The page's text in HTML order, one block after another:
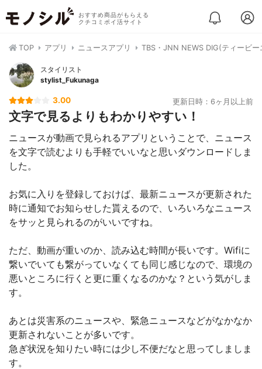
おすすめ商品がもらえる
クチコミポイ活サイト
TOP アプリ ニュースアプリ TBS・JNN NEWS DIG(ティービ
スタイリスト
stylist_Fukunaga
3.00 更新日時：6ヶ月以上前
文字で見るよりもわかりやすい！
ニュースが動画で見られるアプリということで、ニュース
を文字で読むよりも手軽でいいなと思いダウンロードしま
した。
お気に入りを登録しておけば、最新ニュースが更新された
時に通知でお知らせした貰えるので、いろいろなニュース
をサッと見られるのがいいですね。
ただ、動画が重いのか、読み込む時間が長いです。Wifiに
繋いでいても繋がっていなくても同じ感じなので、環境の
悪いところに行くと更に重くなるのかな？という気がしま
す。
あとは災害系のニュースや、緊急ニュースなどがなかなか
更新されないことが多いです。
急ぎ状況を知りたい時には少し不便だなと思ってしましま
す。